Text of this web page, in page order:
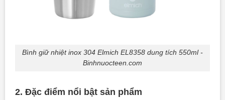
Bình giữ nhiệt inox 304 Elmich EL8358 dung tích 550ml -
Binhnuocteen.com
2. Đặc điểm nổi bật sản phẩm